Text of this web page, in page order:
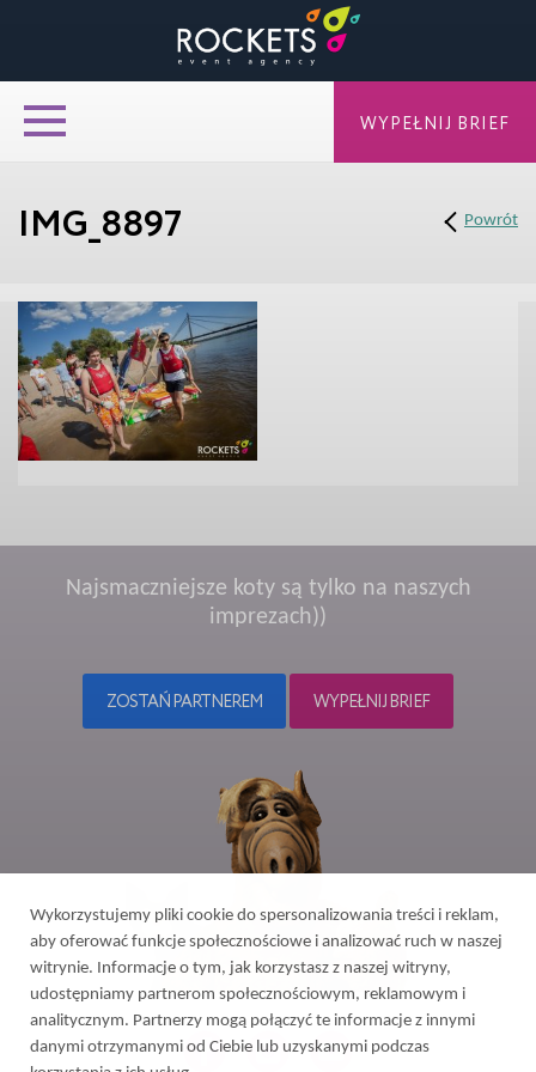
IMG_8897 Powrót
Najsmaczniejsze koty są tylko na naszych
imprezach))
ZOSTAŃ PARTNEREM WYPEŁNIJ BRIEF
WYPEŁNIJ BRIEF
Wykorzystujemy pliki cookie do spersonalizowania treści i reklam,
aby oferować funkcje społecznościowe i analizować ruch w naszej
witrynie. Informacje o tym, jak korzystasz z naszej witryny,
udostępniamy partnerom społecznościowym, reklamowym i
analitycznym. Partnerzy mogą połączyć te informacje z innymi
danymi otrzymanymi od Ciebie lub uzyskanymi podczas